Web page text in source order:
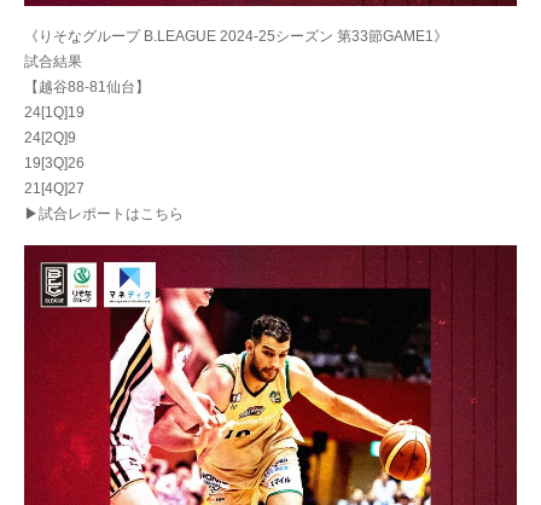
《りそなグループ B.LEAGUE 2024-25シーズン 第33節GAME1》
試合結果
【越谷88-81仙台】
24[1Q]19
24[2Q]9
19[3Q]26
21[4Q]27
▶試合レポートはこちら